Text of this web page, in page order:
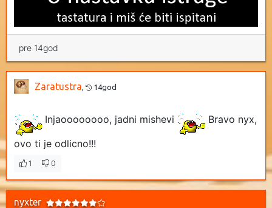
pre 14god
Zaratustra, 14god
Injaoooooooo, jadni mishevi Bravo nyx,
ovo ti je odlicno!!!
1 0
nyxter